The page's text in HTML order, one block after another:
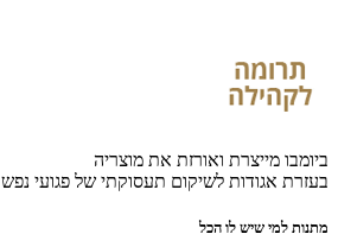
ביומבו מייצרת ואורזת את מוצריה
בעזרת אגודות לשיקום תעסוקתי של פגועי נפש
מתנות למי שיש לו הכל